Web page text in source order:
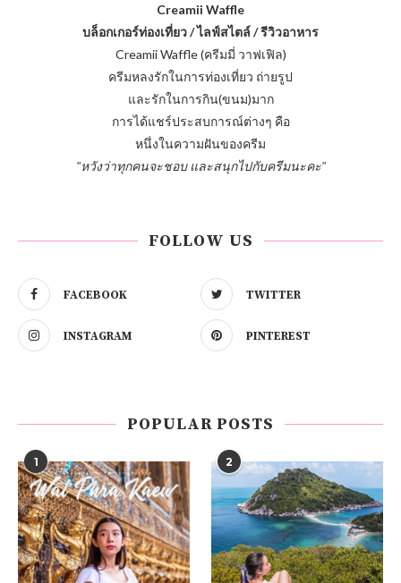
Creamii Waffle
บล็อกเกอร์ท่องเที่ยว / ไลฟ์สไตล์ / รีวิวอาหาร
Creamii Waffle (ครีมมี่ วาฟเฟิล)
ครีมหลงรักในการท่องเที่ยว ถ่ายรูป
และรักในการกิน(ขนม)มาก
การได้แชร์ประสบการณ์ต่างๆ คือ
หนึ่งในความฝันของครีม
"หวังว่าทุกคนจะชอบ และสนุกไปกับครีมนะคะ"
FOLLOW US
FACEBOOK TWITTER
INSTAGRAM PINTEREST
POPULAR POSTS
1 2